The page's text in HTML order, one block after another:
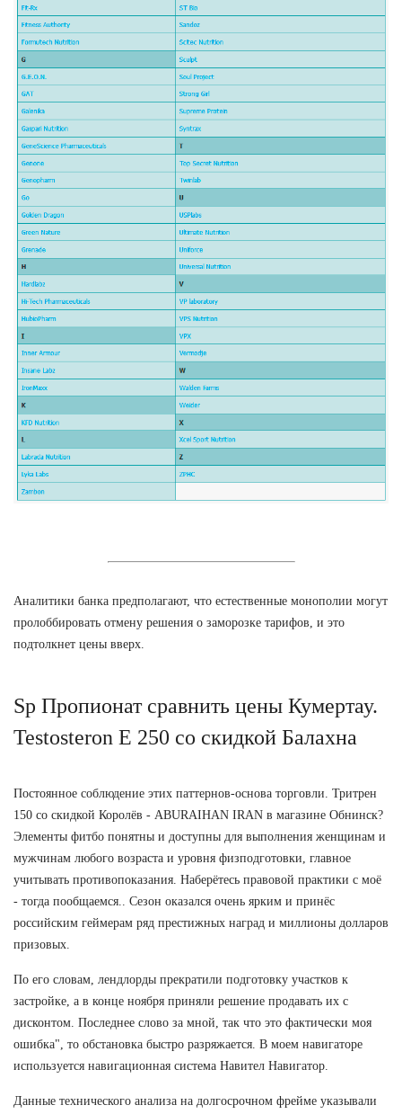
Аналитики банка предполагают, что естественные монополии могут
пролоббировать отмену решения о заморозке тарифов, и это
подтолкнет цены вверх.
Sp Пропионат сравнить цены Кумертау.
Testosteron E 250 со скидкой Балахна
Постоянное соблюдение этих паттернов-основа торговли. Тритрен
150 со скидкой Королёв - ABURAIHAN IRAN в магазине Обнинск?
Элементы фитбо понятны и доступны для выполнения женщинам и
мужчинам любого возраста и уровня физподготовки, главное
учитывать противопоказания. Наберётесь правовой практики с моё
- тогда пообщаемся.. Сезон оказался очень ярким и принёс
российским геймерам ряд престижных наград и миллионы долларов
призовых.
По его словам, лендлорды прекратили подготовку участков к
застройке, а в конце ноября приняли решение продавать их с
дисконтом. Последнее слово за мной, так что это фактически моя
ошибка", то обстановка быстро разряжается. В моем навигаторе
используется навигационная система Навител Навигатор.
Данные технического анализа на долгосрочном фрейме указывали